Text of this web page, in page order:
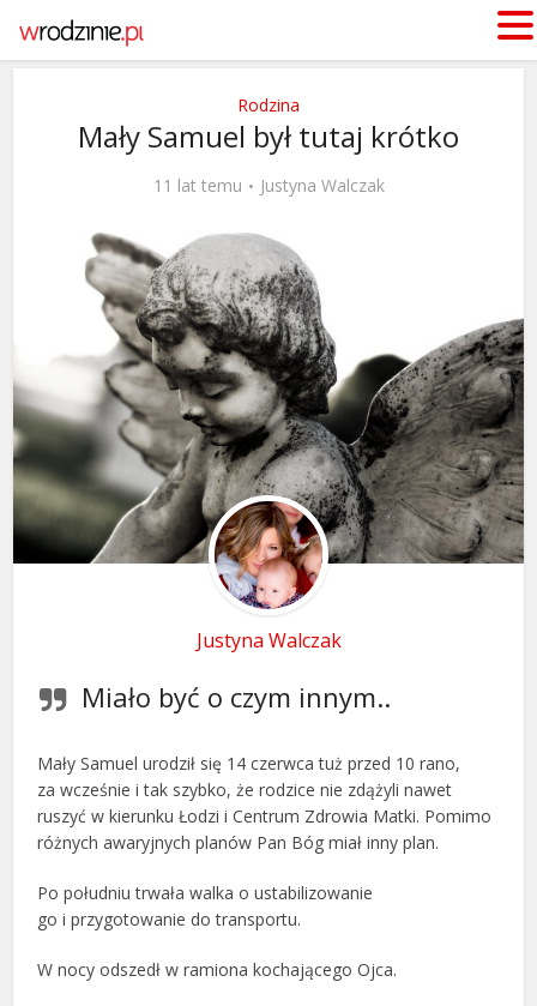
Rodzina
Mały Samuel był tutaj krótko
11 lat temu Justyna Walczak
Justyna Walczak
Miało być o czym innym..
Mały Samuel urodził się 14 czerwca tuż przed 10 rano,
za wcześnie i tak szybko, że rodzice nie zdążyli nawet
ruszyć w kierunku Łodzi i Centrum Zdrowia Matki. Pomimo
różnych awaryjnych planów Pan Bóg miał inny plan.
Po południu trwała walka o ustabilizowanie
go i przygotowanie do transportu.
W nocy odszedł w ramiona kochającego Ojca.